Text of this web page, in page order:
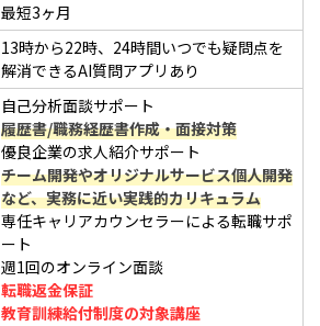
最短3ヶ月
13時から22時、24時間いつでも疑問点を
解消できるAI質問アプリあり
自己分析面談サポート
履歴書/職務経歴書作成・面接対策
優良企業の求人紹介サポート
チーム開発やオリジナルサービス個人開発
など、実務に近い実践的カリキュラム
専任キャリアカウンセラーによる転職サポ
ート
週1回のオンライン面談
転職返金保証
教育訓練給付制度の対象講座